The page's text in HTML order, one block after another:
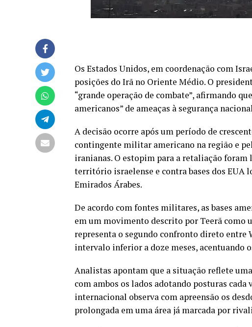
Os Estados Unidos, em coordenação com
posições do Irã no Oriente Médio. O
“grande operação de combate”, afirmando
americanos” de ameaças à segurança
A decisão ocorre após um período de
contingente militar americano na região e
iranianas. O estopim para a retaliação
território israelense e contra bases dos EUA
Emirados Árabes.
De acordo com fontes militares, as bases
em um movimento descrito por Teerã como
representa o segundo confronto direto entre
intervalo inferior a doze meses, acentuando
Analistas apontam que a situação reflete
com ambos os lados adotando posturas
internacional observa com apreensão os
prolongada em uma área já marcada por